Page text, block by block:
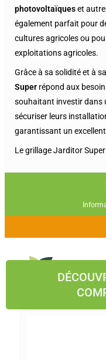
photovoltaïqueset
également parfait pour
cultures agricoles ou
exploitations agricoles.
Grâce à sa solidité et à
Super répond aux
souhaitant investir dans
sécuriser leurs
garantissant un
Le grillage Jarditor